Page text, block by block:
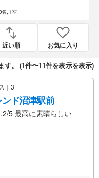
名, 1室
近い順 お気に入り
す。 (1件〜11件を表示を表示)
｜3
ド沼津駅前
5 最高に素晴らしい